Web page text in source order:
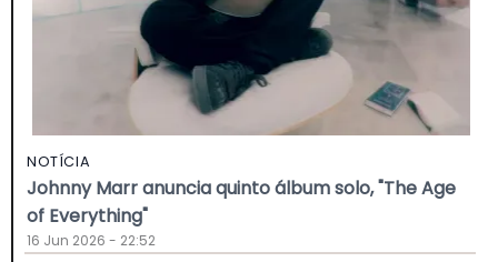
NOTÍCIA
Johnny Marr anuncia quinto álbum solo, "The Age
of Everything"
16 Jun 2026 - 22:52